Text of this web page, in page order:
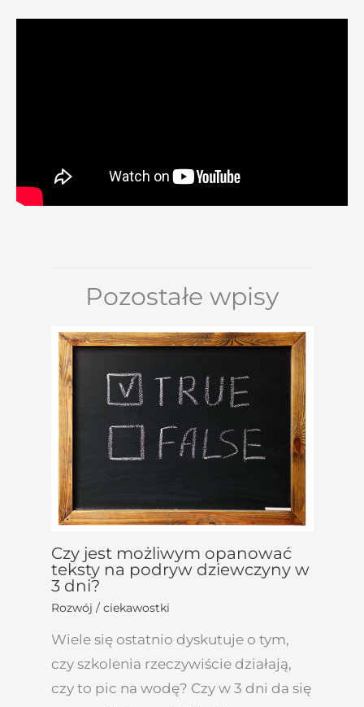
Pozostałe wpisy
Czy jest możliwym opanować
teksty na podryw dziewczyny w
3 dni?
Rozwój / ciekawostki
Wiele się ostatnio dyskutuje o tym,
czy szkolenia rzeczywiście działają,
czy to pic na wodę? Czy w 3 dni da się